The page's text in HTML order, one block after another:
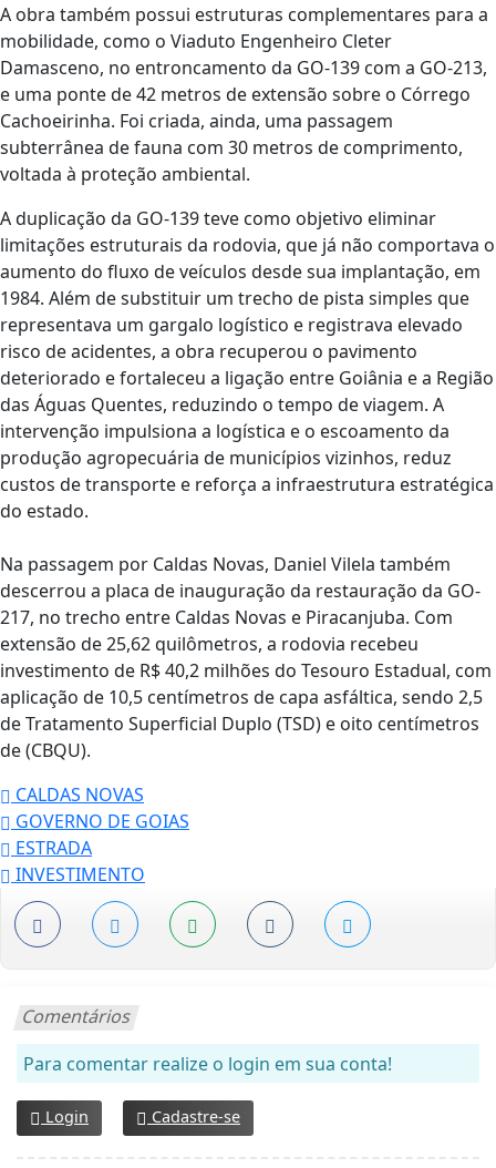
A obra também possui estruturas complementares para a
mobilidade, como o Viaduto Engenheiro Cleter
Damasceno, no entroncamento da GO-139 com a GO-213,
e uma ponte de 42 metros de extensão sobre o Córrego
Cachoeirinha. Foi criada, ainda, uma passagem
subterrânea de fauna com 30 metros de comprimento,
voltada à proteção ambiental.
A duplicação da GO-139 teve como objetivo eliminar
limitações estruturais da rodovia, que já não comportava o
aumento do fluxo de veículos desde sua implantação, em
1984. Além de substituir um trecho de pista simples que
representava um gargalo logístico e registrava elevado
risco de acidentes, a obra recuperou o pavimento
deteriorado e fortaleceu a ligação entre Goiânia e a Região
das Águas Quentes, reduzindo o tempo de viagem. A
intervenção impulsiona a logística e o escoamento da
produção agropecuária de municípios vizinhos, reduz
custos de transporte e reforça a infraestrutura estratégica
do estado.
Na passagem por Caldas Novas, Daniel Vilela também
descerrou a placa de inauguração da restauração da GO-
217, no trecho entre Caldas Novas e Piracanjuba. Com
extensão de 25,62 quilômetros, a rodovia recebeu
investimento de R$ 40,2 milhões do Tesouro Estadual, com
aplicação de 10,5 centímetros de capa asfáltica, sendo 2,5
de Tratamento Superficial Duplo (TSD) e oito centímetros
de (CBQU).
CALDAS NOVAS
GOVERNO DE GOIAS
ESTRADA
INVESTIMENTO
Comentários
Para comentar realize o login em sua conta!
Login Cadastre-se